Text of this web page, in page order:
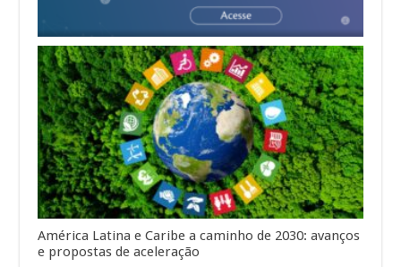
América Latina e Caribe a caminho de 2030: avanços
e propostas de aceleração